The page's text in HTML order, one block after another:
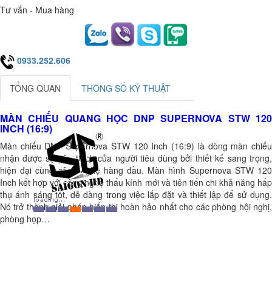
Tư vấn - Mua hàng
0933.252.606
TỔNG QUAN THÔNG SỐ KỸ THUẬT
MÀN CHIẾU QUANG HỌC DNP SUPERNOVA STW 120
INCH (16:9)
Màn chiếu DNP Supernova STW 120 Inch (16:9) là dòng màn chiếu
nhận được sự yêu thích của người tiêu dùng bởi thiết kế sang trọng,
hiện đại cùng công nghệ hàng đầu. Màn hình Supernova STW 120
Inch kết hợp với công nghệ thấu kính mới và tiên tiến chi khả năng hấp
thụ ánh sáng tốt, dễ dàng trong việc lắp đặt và thiết lập để sử dụng.
Nó trở thành giải pháp hiển thị hoàn hảo nhất cho các phòng hội nghị,
phòng họp…